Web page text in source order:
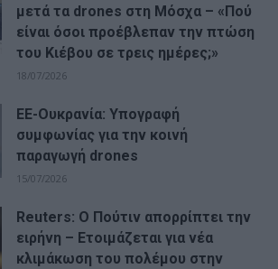
μετά τα drones στη Μόσχα – «Πού
είναι όσοι προέβλεπαν την πτώση
του Κιέβου σε τρεις ημέρες;»
18/07/2026
ΕΕ-Ουκρανία: Υπογραφή
συμφωνίας για την κοινή
παραγωγή drones
15/07/2026
Reuters: Ο Πούτιν απορρίπτει την
ειρήνη – Ετοιμάζεται για νέα
κλιμάκωση του πολέμου στην